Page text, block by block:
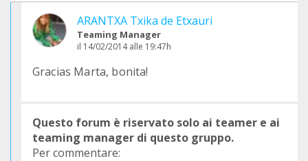
ARANTXA Txika de Etxauri
Teaming Manager
il 14/02/2014 alle 19:47h
Gracias Marta, bonita!
Questo forum è riservato solo ai teamer e ai
teaming manager di questo gruppo.
Per commentare: